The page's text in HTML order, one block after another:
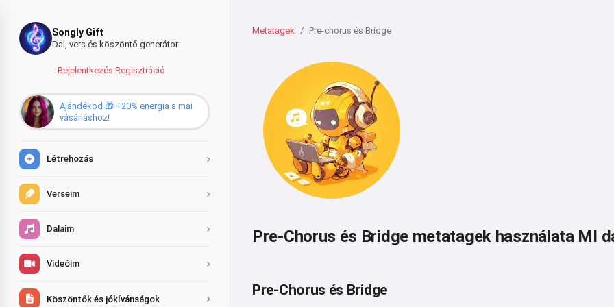
Songly Gift
Dal, vers és köszöntő generátor
Bejelentkezés·Regisztráció
Ajándékod 🎁 +20% energia a mai
vásárláshoz!
Létrehozás
Verseim
Dalaim
Videóim
Köszöntők és jókívánságok
Metatagek Pre-chorus és Bridge
Pre-Chorus és Bridge metatagek használata MI
Pre-Chorus és Bridge